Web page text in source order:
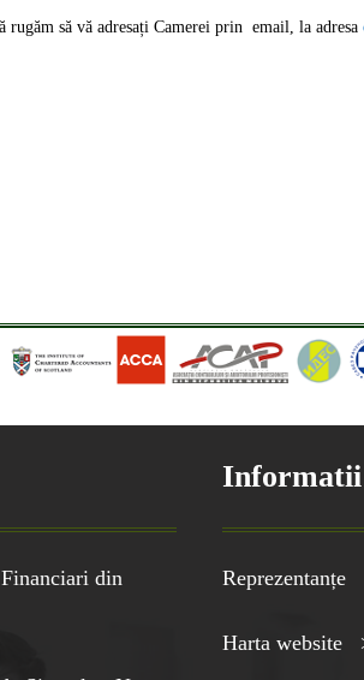
să vă adresați Camerei prin email, la adresa
din
Reprezentanțe
Harta website